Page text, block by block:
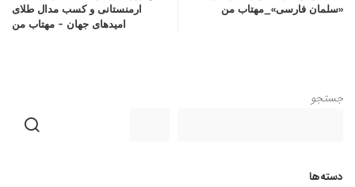
«سلمان فارسی»_مهتاب من
ارمنستانی و کسب مدال طلای
امیدهای جهان – مهتاب من
جستجو
دسته‌ها